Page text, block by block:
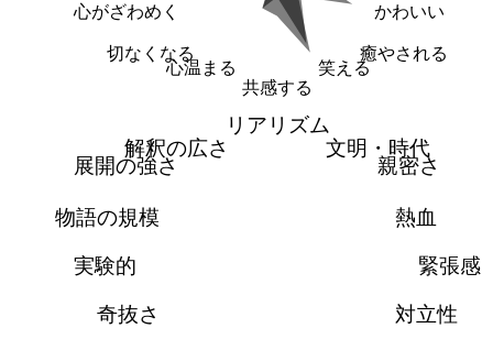
かわいい
癒やされる
笑える
共感する
心温まる
切なくなる
心がざわめく
リアリズム
文明・時代
親密さ
熱血
緊張感
対立性
奇抜さ
実験的
物語の規模
展開の強さ
解釈の広さ